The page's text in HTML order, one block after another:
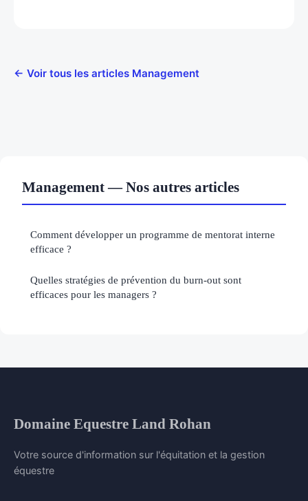
← Voir tous les articles Management
Management — Nos autres articles
Comment développer un programme de mentorat interne
efficace ?
Quelles stratégies de prévention du burn-out sont
efficaces pour les managers ?
Domaine Equestre Land Rohan
Votre source d'information sur l'équitation et la gestion
équestre